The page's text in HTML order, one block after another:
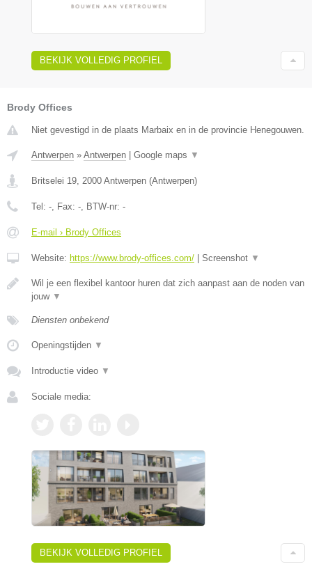
BEKIJK VOLLEDIG PROFIEL
Brody Offices
Niet gevestigd in de plaats Marbaix en in de provincie Henegouwen.
Antwerpen » Antwerpen | Google maps ▼
Britselei 19 2000 Antwerpen (Antwerpen)
Tel: - , Fax: - , BTW-nr: -
E-mail › Brody Offices
Website: https://www.brody-offices.com/ | Screenshot ▼
Wil je een flexibel kantoor huren dat zich aanpast aan de noden van
jouw ▼
Diensten onbekend
Openingstijden ▼
Introductie video ▼
Sociale media:
BEKIJK VOLLEDIG PROFIEL